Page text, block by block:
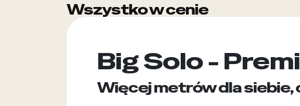
Wszystko w cenie
Big Solo -
Więcej metrów dla siebie,